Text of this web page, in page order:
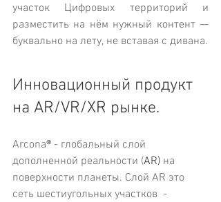
участок Цифровых территорий и
разместить на нём нужный контент —
буквально на лету, не вставая с дивана.
Инновационный продукт
на AR/VR/XR рынке.
Arcona® - глобальный слой
дополненной реальности (AR) на
поверхности планеты. Слой AR это
сеть шестиугольных участков  -